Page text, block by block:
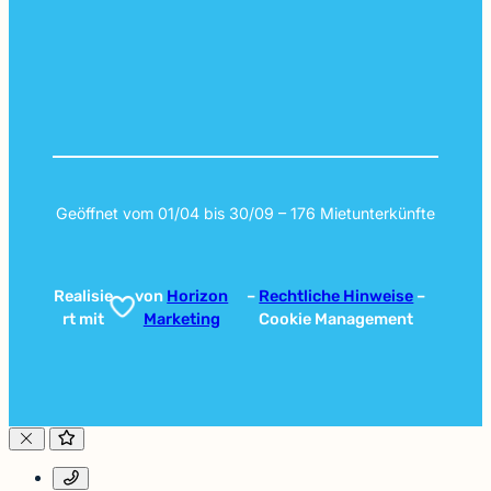
Geöffnet vom 01/04 bis 30/09 – 176 Mietunterkünfte
Realisie
rt mit
von Horizon
Marketing
– Rechtliche Hinweise –
Cookie Management